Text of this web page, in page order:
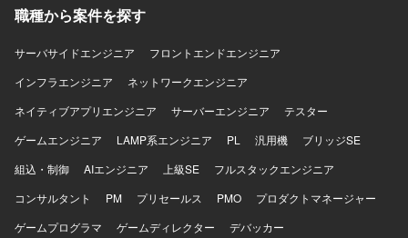
め、システムを安全に保ちながら着実に実装を行える方に
適したポジションです。 【ポジションの魅力】 障害福祉領
域向けのSaaS開発に携わることで、社会的意義の高いサー
ビスの価値向上に貢献できるポジションです。 フロントエ
ンドの設計から実装、運用まで一気通貫で関われるため、
ただけます。 既存プロダクトの改善や技術的負債の解消に
も取り組めるため、中長期的なプロダクト品質向上に寄与
React/TypeScript/reduxを用いた環境で開発を行います。 バ
ックエンドにはLaravelが用いられており、必要に応じてコ
ードを読み解きながらAPIとの連携を行います。 コーディン
グAIツールを活用した開発スタイルが推奨されている環境
職種から案件を探す
サーバサイドエンジニア
フロントエンドエンジニア
インフラエンジニア
ネットワークエンジニア
ネイティブアプリエンジニア
サーバーエンジニア
テスター
ゲームエンジニア
LAMP系エンジニア PL 汎用機
ブリッジSE
組込・制御
AIエンジニア 上級SE
フルスタックエンジニア
コンサルタント
PM プリセールス PMO
プロダクトマネージャー
ゲームプログラマ
ゲームディレクター
デバッカー